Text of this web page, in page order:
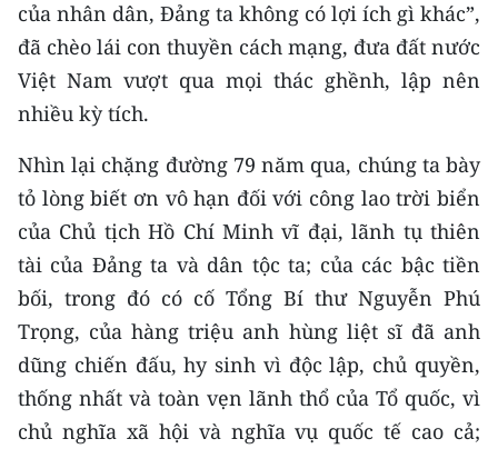
của nhân dân, Đảng ta không có lợi ích gì khác”,
đã chèo lái con thuyền cách mạng, đưa đất nước
Việt Nam vượt qua mọi thác ghềnh, lập nên
nhiều kỳ tích.
Nhìn lại chặng đường 79 năm qua, chúng ta bày
tỏ lòng biết ơn vô hạn đối với công lao trời biển
của Chủ tịch Hồ Chí Minh vĩ đại, lãnh tụ thiên
tài của Đảng ta và dân tộc ta; của các bậc tiền
bối, trong đó có cố Tổng Bí thư Nguyễn Phú
Trọng, của hàng triệu anh hùng liệt sĩ đã anh
dũng chiến đấu, hy sinh vì độc lập, chủ quyền,
thống nhất và toàn vẹn lãnh thổ của Tổ quốc, vì
chủ nghĩa xã hội và nghĩa vụ quốc tế cao cả;